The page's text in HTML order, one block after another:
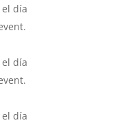
el día
el día
el día